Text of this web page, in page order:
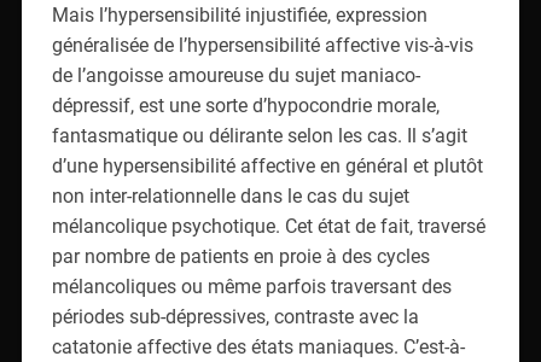
Mais l’hypersensibilité injustifiée, expression
généralisée de l’hypersensibilité affective vis-à-vis
de l’angoisse amoureuse du sujet maniaco-
dépressif, est une sorte d’hypocondrie morale,
fantasmatique ou délirante selon les cas. Il s’agit
d’une hypersensibilité affective en général et plutôt
non inter-relationnelle dans le cas du sujet
mélancolique psychotique. Cet état de fait, traversé
par nombre de patients en proie à des cycles
mélancoliques ou même parfois traversant des
périodes sub-dépressives, contraste avec la
catatonie affective des états maniaques. C’est-à-